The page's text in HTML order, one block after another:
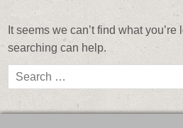
It seems we can’t find what
searching can help.
Search
for: